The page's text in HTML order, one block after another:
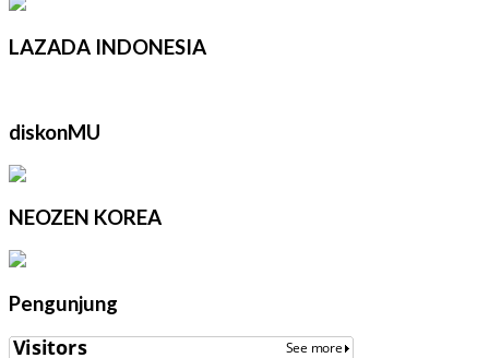
LAZADA INDONESIA
diskonMU
NEOZEN KOREA
Pengunjung